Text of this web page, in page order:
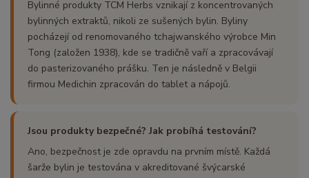
Bylinné produkty TCM Herbs vznikají z koncentrovaných
bylinných extraktů, nikoli ze sušených bylin. Byliny
pocházejí od renomovaného tchajwanského výrobce Min
Tong (založen 1938), kde se tradičně vaří a zpracovávají
do pasterizovaného prášku. Ten je následně v Belgii
firmou Medichin zpracován do tablet a nápojů.
Jsou produkty bezpečné? Jak probíhá testování?
Ano, bezpečnost je zde opravdu na prvním místě. Každá
šarže bylin je testována v akreditované švýcarské